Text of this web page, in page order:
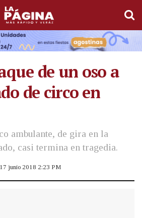
de un oso a
de circo en
ambulante, de gira en la
casi termina en tragedia.
junio 2018 2:23 PM